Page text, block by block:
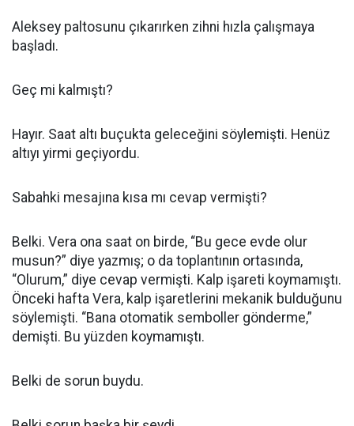
Aleksey paltosunu çıkarırken zihni hızla çalışmaya
başladı.
Geç mi kalmıştı?
Hayır. Saat altı buçukta geleceğini söylemişti. Henüz
altıyı yirmi geçiyordu.
Sabahki mesajına kısa mı cevap vermişti?
Belki. Vera ona saat on birde, “Bu gece evde olur
musun?” diye yazmış; o da toplantının ortasında,
“Olurum,” diye cevap vermişti. Kalp işareti koymamıştı.
Önceki hafta Vera, kalp işaretlerini mekanik bulduğunu
söylemişti. “Bana otomatik semboller gönderme,”
demişti. Bu yüzden koymamıştı.
Belki de sorun buydu.